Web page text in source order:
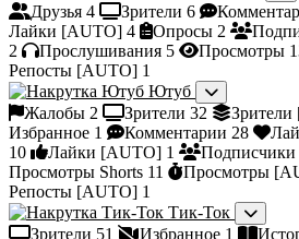
Друзья 4 Зрители 6
Лайки [AUTO] 4 Опросы 2
2
Прослушивания 5 Просмотры
Репосты [AUTO] 1
Ютуб
Жалобы 2 Зрители 32
Избранное 1 Комментарии 28
10
Лайки [AUTO] 1 Подписчики
Просмотры Shorts 11 Просмотры
Репосты [AUTO] 1
Тик-Ток
Зрители 51 Избранное 1